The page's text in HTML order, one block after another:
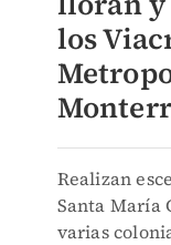
los
Realizan
Santa María
varias